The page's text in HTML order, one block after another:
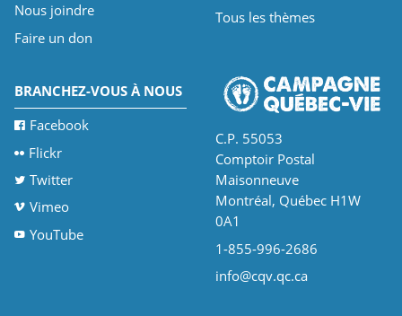
Nous joindre
Faire un don
Tous les thèmes
BRANCHEZ-VOUS À NOUS
Facebook
Flickr
Twitter
Vimeo
YouTube
C.P. 55053
Comptoir Postal
Maisonneuve
Montréal, Québec H1W
0A1
1-855-996-2686
info@cqv.qc.ca